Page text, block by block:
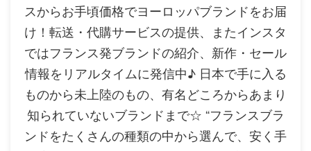
スからお手頃価格でヨーロッパブランドをお届
け！転送・代購サービスの提供、またインスタ
ではフランス発ブランドの紹介、新作・セール
情報をリアルタイムに発信中♪ 日本で手に入る
ものから未上陸のもの、有名どころからあまり
知られていないブランドまで☆ “フランスブラ
ンドをたくさんの種類の中から選んで、安く手